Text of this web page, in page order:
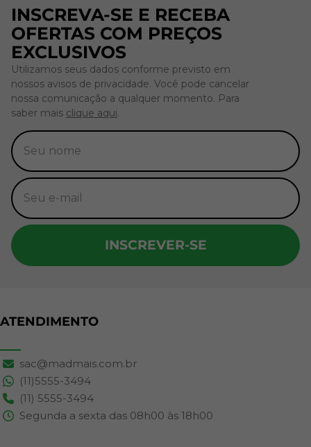
INSCREVA-SE E RECEBA
OFERTAS COM PREÇOS
EXCLUSIVOS
Utilizamos seus dados conforme previsto em
nossos avisos de privacidade. Você pode cancelar
nossa comunicação a qualquer momento. Para
saber mais clique aqui.
INSCREVER-SE
ATENDIMENTO
sac@madmais.com.br
(11)5555-3494
(11) 5555-3494
Segunda a sexta das 08h00 às 18h00